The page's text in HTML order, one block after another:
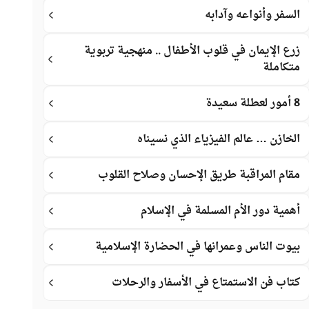
السفر وأنواعه وآدابه
زرع الإيمان في قلوب الأطفال .. منهجية تربوية
متكاملة
8 أمور لعطلة سعيدة
الخازن … عالم الفيزياء الذي نسيناه
مقام المراقبة طريق الإحسان وصلاح القلوب
أهمية دور الأم المسلمة في الإسلام
بيوت الناس وعمرانها في الحضارة الإسلامية
كتاب فن الاستمتاع في الأسفار والرحلات